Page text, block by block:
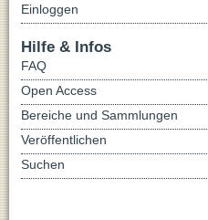
Einloggen
Hilfe & Infos
FAQ
Open Access
Bereiche und Sammlungen
Veröffentlichen
Suchen